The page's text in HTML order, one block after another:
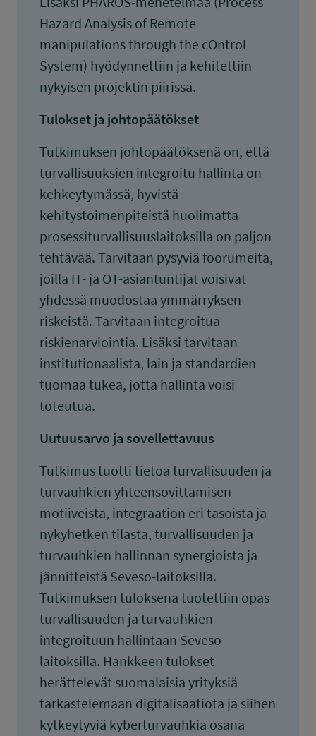
Hazard Analysis of Remote
manipulations through the cOntrol
System) hyödynnettiin ja kehitettiin
nykyisen projektin piirissä.
Tulokset ja johtopäätökset
Tutkimuksen johtopäätöksenä on, että
turvallisuuksien integroitu hallinta on
kehkeytymässä, hyvistä
kehitystoimenpiteistä huolimatta
prosessiturvallisuuslaitoksilla on paljon
tehtävää. Tarvitaan pysyviä foorumeita,
joilla IT- ja OT-asiantuntijat voisivat
yhdessä muodostaa ymmärryksen
riskeistä. Tarvitaan integroitua
riskienarviointia. Lisäksi tarvitaan
institutionaalista, lain ja standardien
tuomaa tukea, jotta hallinta voisi
toteutua.
Uutuusarvo ja sovellettavuus
Tutkimus tuotti tietoa turvallisuuden ja
turvauhkien yhteensovittamisen
motiiveista, integraation eri tasoista ja
nykyhetken tilasta, turvallisuuden ja
turvauhkien hallinnan synergioista ja
jännitteistä Seveso-laitoksilla.
Tutkimuksen tuloksena tuotettiin opas
turvallisuuden ja turvauhkien
integroituun hallintaan Seveso-
laitoksilla. Hankkeen tulokset
herättelevät suomalaisia yrityksiä
tarkastelemaan digitalisaatiota ja siihen
kytkeytyviä kyberturvauhkia osana